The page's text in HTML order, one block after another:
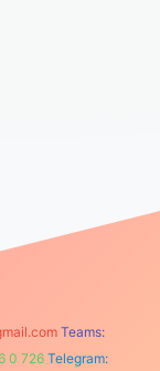
Teams:
0 726 Telegram: